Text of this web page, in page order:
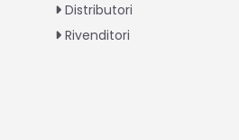
Distributori
Rivenditori